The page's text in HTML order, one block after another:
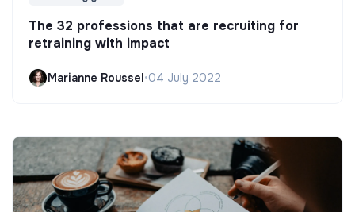
The 32 professions that are recruiting for
retraining with impact
Marianne Roussel•04 July 2022